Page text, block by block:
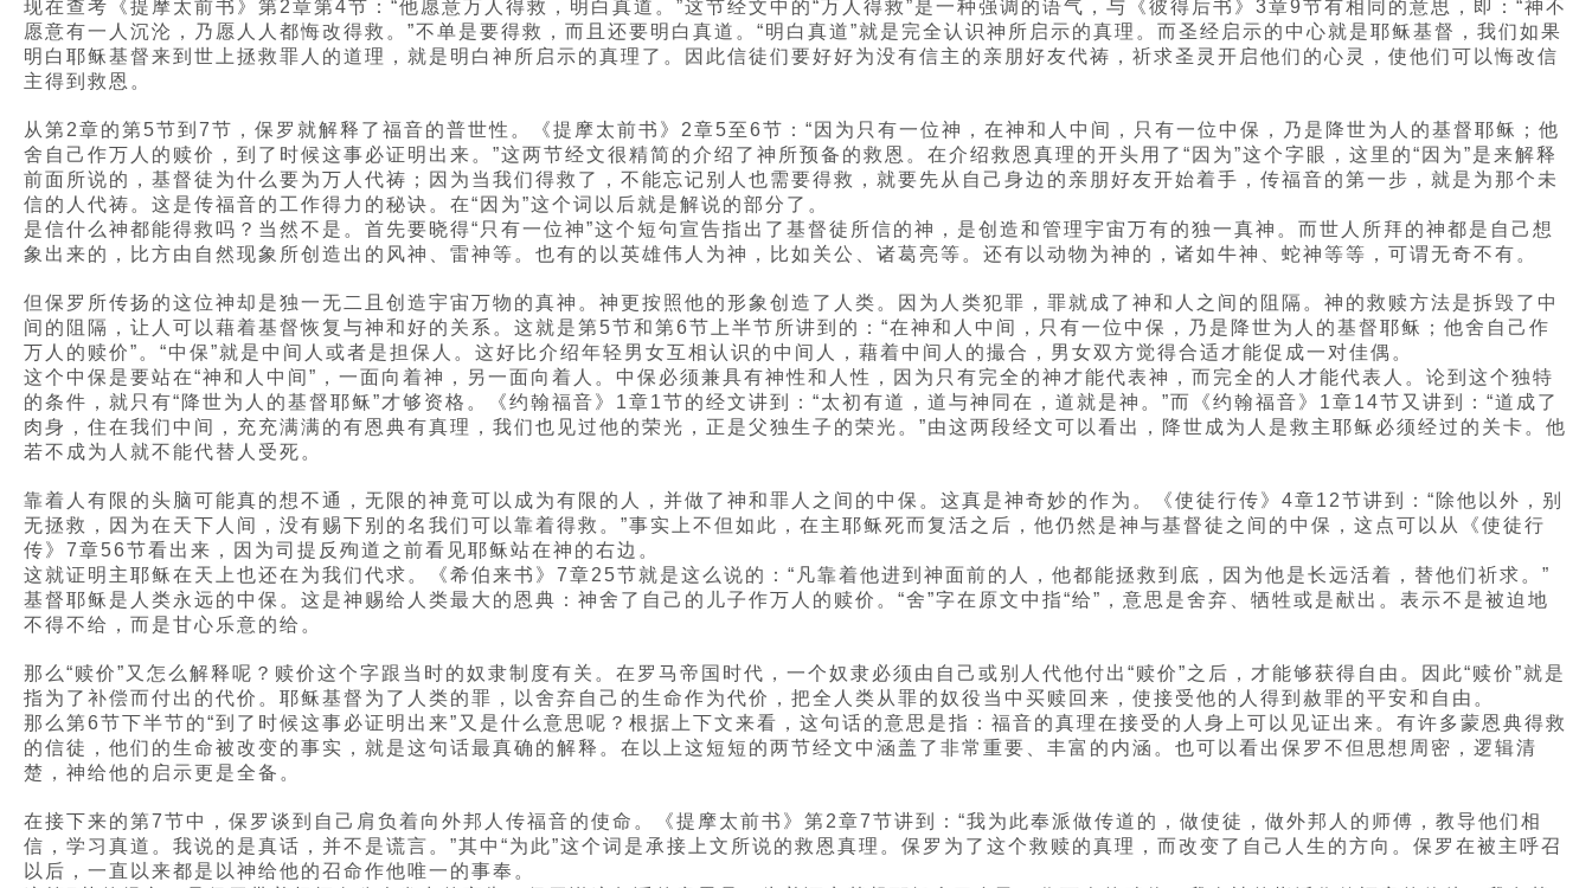
现在查考《提摩太前书》第2章第4节：“他愿意万人得救，明白真道。”这节经文中的“万人得救”是一种强调的语气，与《彼得后书》3章9节有相同的意思，即：“神不
愿意有一人沉沦，乃愿人人都悔改得救。”不单是要得救，而且还要明白真道。“明白真道”就是完全认识神所启示的真理。而圣经启示的中心就是耶稣基督，我们如果
明白耶稣基督来到世上拯救罪人的道理，就是明白神所启示的真理了。因此信徒们要好好为没有信主的亲朋好友代祷，祈求圣灵开启他们的心灵，使他们可以悔改信
主得到救恩。
从第2章的第5节到7节，保罗就解释了福音的普世性。《提摩太前书》2章5至6节：“因为只有一位神，在神和人中间，只有一位中保，乃是降世为人的基督耶稣；他
舍自己作万人的赎价，到了时候这事必证明出来。”这两节经文很精简的介绍了神所预备的救恩。在介绍救恩真理的开头用了“因为”这个字眼，这里的“因为”是来解释
前面所说的，基督徒为什么要为万人代祷；因为当我们得救了，不能忘记别人也需要得救，就要先从自己身边的亲朋好友开始着手，传福音的第一步，就是为那个未
信的人代祷。这是传福音的工作得力的秘诀。在“因为”这个词以后就是解说的部分了。
是信什么神都能得救吗？当然不是。首先要晓得“只有一位神”这个短句宣告指出了基督徒所信的神，是创造和管理宇宙万有的独一真神。而世人所拜的神都是自己想
象出来的，比方由自然现象所创造出的风神、雷神等。也有的以英雄伟人为神，比如关公、诸葛亮等。还有以动物为神的，诸如牛神、蛇神等等，可谓无奇不有。
但保罗所传扬的这位神却是独一无二且创造宇宙万物的真神。神更按照他的形象创造了人类。因为人类犯罪，罪就成了神和人之间的阻隔。神的救赎方法是拆毁了中
间的阻隔，让人可以藉着基督恢复与神和好的关系。这就是第5节和第6节上半节所讲到的：“在神和人中间，只有一位中保，乃是降世为人的基督耶稣；他舍自己作
万人的赎价”。“中保”就是中间人或者是担保人。这好比介绍年轻男女互相认识的中间人，藉着中间人的撮合，男女双方觉得合适才能促成一对佳偶。
这个中保是要站在“神和人中间”，一面向着神，另一面向着人。中保必须兼具有神性和人性，因为只有完全的神才能代表神，而完全的人才能代表人。论到这个独特
的条件，就只有“降世为人的基督耶稣”才够资格。《约翰福音》1章1节的经文讲到：“太初有道，道与神同在，道就是神。”而《约翰福音》1章14节又讲到：“道成了
肉身，住在我们中间，充充满满的有恩典有真理，我们也见过他的荣光，正是父独生子的荣光。”由这两段经文可以看出，降世成为人是救主耶稣必须经过的关卡。他
若不成为人就不能代替人受死。
靠着人有限的头脑可能真的想不通，无限的神竟可以成为有限的人，并做了神和罪人之间的中保。这真是神奇妙的作为。《使徒行传》4章12节讲到：“除他以外，别
无拯救，因为在天下人间，没有赐下别的名我们可以靠着得救。”事实上不但如此，在主耶稣死而复活之后，他仍然是神与基督徒之间的中保，这点可以从《使徒行
传》7章56节看出来，因为司提反殉道之前看见耶稣站在神的右边。
这就证明主耶稣在天上也还在为我们代求。《希伯来书》7章25节就是这么说的：“凡靠着他进到神面前的人，他都能拯救到底，因为他是长远活着，替他们祈求。”
基督耶稣是人类永远的中保。这是神赐给人类最大的恩典：神舍了自己的儿子作万人的赎价。“舍”字在原文中指“给”，意思是舍弃、牺牲或是献出。表示不是被迫地
不得不给，而是甘心乐意的给。
那么“赎价”又怎么解释呢？赎价这个字跟当时的奴隶制度有关。在罗马帝国时代，一个奴隶必须由自己或别人代他付出“赎价”之后，才能够获得自由。因此“赎价”就是
指为了补偿而付出的代价。耶稣基督为了人类的罪，以舍弃自己的生命作为代价，把全人类从罪的奴役当中买赎回来，使接受他的人得到赦罪的平安和自由。
那么第6节下半节的“到了时候这事必证明出来”又是什么意思呢？根据上下文来看，这句话的意思是指：福音的真理在接受的人身上可以见证出来。有许多蒙恩典得救
的信徒，他们的生命被改变的事实，就是这句话最真确的解释。在以上这短短的两节经文中涵盖了非常重要、丰富的内涵。也可以看出保罗不但思想周密，逻辑清
楚，神给他的启示更是全备。
在接下来的第7节中，保罗谈到自己肩负着向外邦人传福音的使命。《提摩太前书》第2章7节讲到：“我为此奉派做传道的，做使徒，做外邦人的师傅，教导他们相
信，学习真道。我说的是真话，并不是谎言。”其中“为此”这个词是承接上文所说的救恩真理。保罗为了这个救赎的真理，而改变了自己人生的方向。保罗在被主呼召
以后，一直以来都是以神给他的召命作他唯一的事奉。